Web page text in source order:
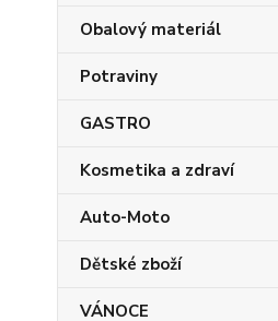
Obalový materiál
Potraviny
GASTRO
Kosmetika a zdraví
Auto-Moto
Dětské zboží
VÁNOCE